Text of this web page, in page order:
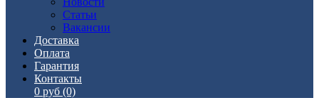
Статьи
Вакансии
Доставка
Оплата
Гарантия
Контакты
0 руб (0)